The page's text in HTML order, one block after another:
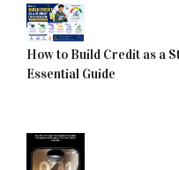
How to Build Credit as a
Essential Guide